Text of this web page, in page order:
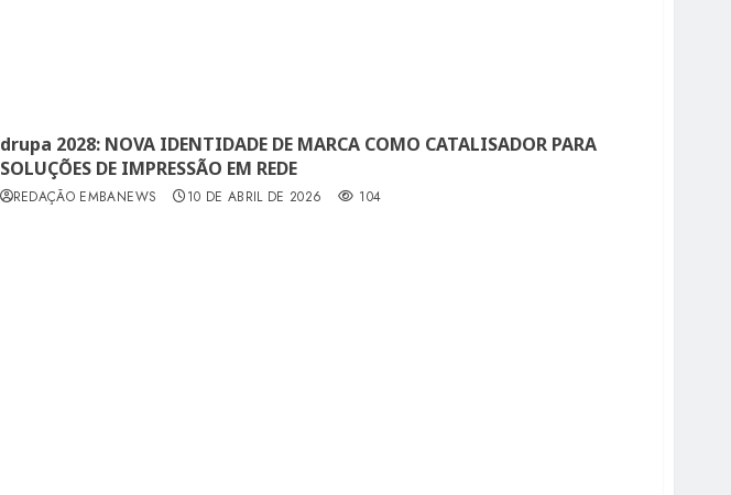
drupa 2028: NOVA IDENTIDADE DE MARCA COMO CATALISADOR PARA
SOLUÇÕES DE IMPRESSÃO EM REDE
REDAÇÃO EMBANEWS 10 DE ABRIL DE 2026 104